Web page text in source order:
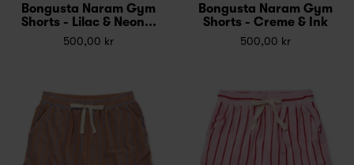
Bongusta Naram Gym
Shorts - Lilac & Neon...
500,00 kr
Bongusta Naram Gym
Shorts - Creme & Ink
500,00 kr